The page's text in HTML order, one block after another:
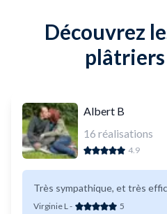
Découvrez
plâtriers
Albert B
16 réalisations
4.9
Très sympathique, et très
Virginie L - 5